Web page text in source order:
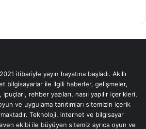
itibariyle yayın hayatına başladı. Akıllı
bilgisayarlar ile ilgili haberler, gelişmeler,
rehber yazıları, nasıl yapılır içerikleri,
ve uygulama tanıtımları sitemizin içerik
Teknoloji, internet ve bilgisayar
ekibi ile büyüyen sitemiz ayrıca oyun ve